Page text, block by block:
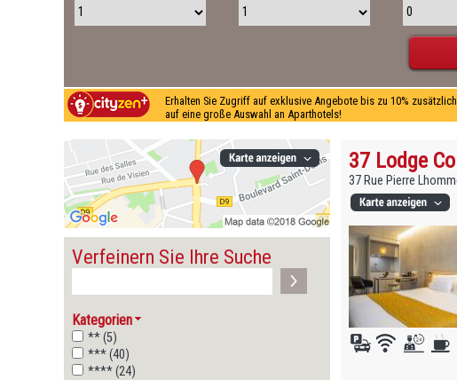
Erhalten Sie Zugriff auf exklusive Angebote bis zu 10%
auf eine große Auswahl an Aparthotels!
Verfeinern Sie Ihre Suche
Kategorien
** (5)
*** (40)
**** (24)
37 Lodge
37 Rue Pierre